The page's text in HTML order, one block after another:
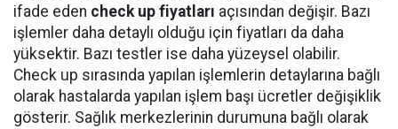
ifade eden check up fiyatları açısından değişir. Bazı
işlemler daha detaylı olduğu için fiyatları da daha
yüksektir. Bazı testler ise daha yüzeysel olabilir.
Check up sırasında yapılan işlemlerin detaylarına bağlı
olarak hastalarda yapılan işlem başı ücretler değişiklik
gösterir. Sağlık merkezlerinin durumuna bağlı olarak